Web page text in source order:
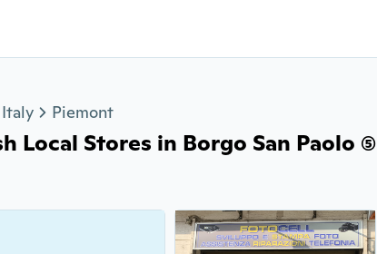
Italy Piemont
Local Stores in Borgo San Paolo (5)